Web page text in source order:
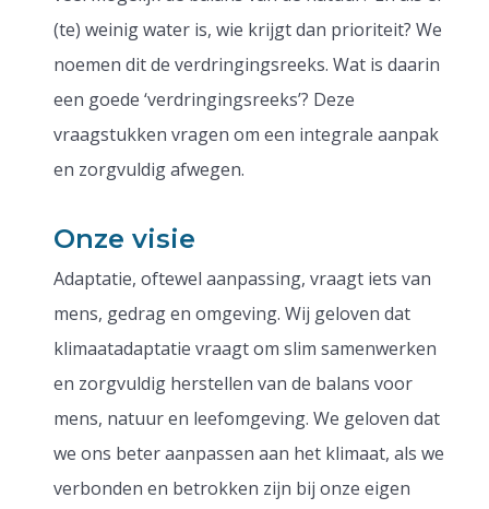
(te) weinig water is, wie krijgt dan prioriteit? We
noemen dit de verdringingsreeks. Wat is daarin
een goede ‘verdringingsreeks’? Deze
vraagstukken vragen om een integrale aanpak
en zorgvuldig afwegen.
Onze visie
Adaptatie, oftewel aanpassing, vraagt iets van
mens, gedrag en omgeving. Wij geloven dat
klimaatadaptatie vraagt om slim samenwerken
en zorgvuldig herstellen van de balans voor
mens, natuur en leefomgeving. We geloven dat
we ons beter aanpassen aan het klimaat, als we
verbonden en betrokken zijn bij onze eigen